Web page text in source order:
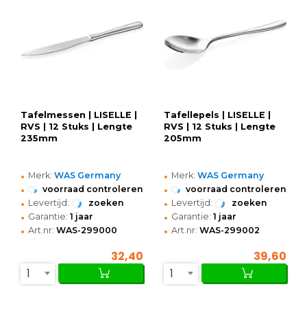
Tafelmessen | LISELLE |
RVS | 12 Stuks | Lengte
235mm
• Merk: WAS Germany
• voorraad controleren
• Levertijd: zoeken
• Garantie: 1 jaar
• Art.nr: WAS-299000
32,40
1
Tafellepels | LISELLE |
RVS | 12 Stuks | Lengte
205mm
• Merk: WAS Germany
• voorraad controleren
• Levertijd: zoeken
• Garantie: 1 jaar
• Art.nr: WAS-299002
39,60
1